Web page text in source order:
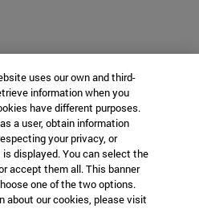
uses our own and third-
information when you
have different purposes.
a user, obtain information
your privacy, or
displayed. You can select the
accept them all. This banner
one of the two options.
about our cookies, please visit